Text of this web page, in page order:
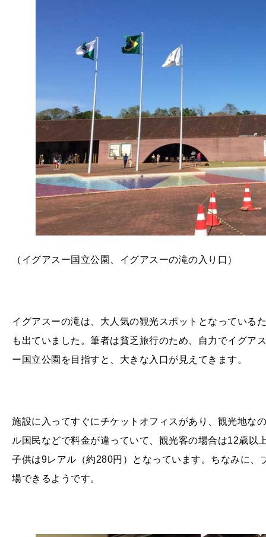
（イグアスー国立公園、イグアスーの滝の入り口）
イグアスーの滝は、大人気の観光スポットとなっている
も出ていました。筆者は貧乏旅行のため、自力でイグア
ー国立公園を目指すと、大きな入口が見えてきます。
施設に入ってすぐにチケットオフィスがあり、観光地な
ル国民などで料金が違っていて、観光客の場合は12歳以
子供は9レアル（約280円）となっています。ちなみに、
場できるようです。